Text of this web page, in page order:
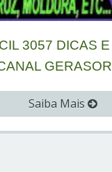
3057 DICAS
Saiba Mais